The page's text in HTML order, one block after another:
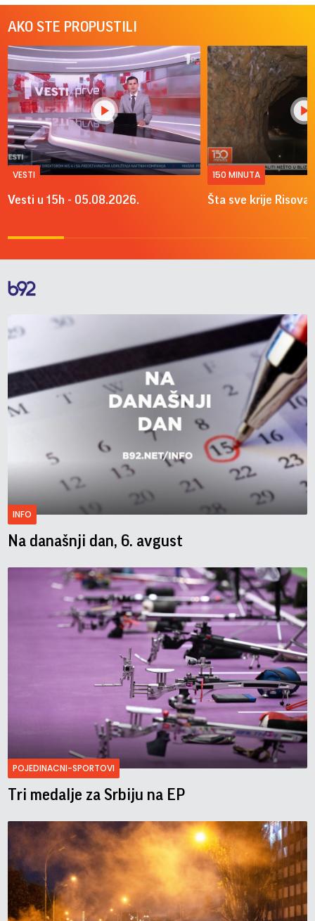
AKO STE PROPUSTILI
VESTI
Vesti u 15h - 05.08.2026.
150 MINUTA
Šta sve krije
INFO
Na današnji dan, 6. avgust
POJEDINACNI-SPORTOVI
Tri medalje za Srbiju na EP